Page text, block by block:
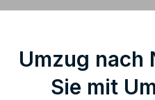
Umzug nach
Sie mit